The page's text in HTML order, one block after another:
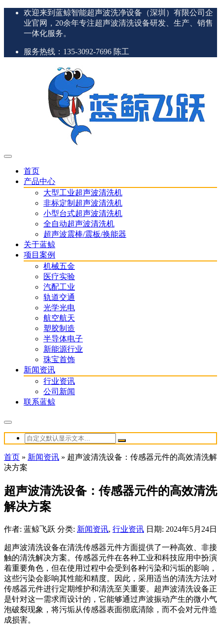
欢迎来到蓝鲸智能超声波洗净设备（深圳）有限公司企
业官网，20余年专注超声波清洗设备研发、生产、销售
一体化服务。
服务热线：135-3092-7696 陈工
首页
产品中心
大型工业超声波清洗机
非标定制超声波清洗机
小型台式超声波清洗机
全自动超声波清洗机
超声波震棒/震板/换能器
关于蓝鲸
项目案例
机械五金
医疗实验
汽配工业
轨道交通
光学光电
航空航天
塑胶制造
半导体电子
新能源行业
珠宝首饰
新闻资讯
行业资讯
公司新闻
联系蓝鲸
首页 » 新闻资讯 » 超声波清洗设备：传感器元件的高效清洗解
决方案
超声波清洗设备：传感器元件的高效清洗
解决方案
作者: 蓝鲸飞跃 分类: 新闻资讯, 行业资讯 日期: 2024年5月24日
超声波清洗设备在清洗传感器元件方面提供了一种高效、非接
触的清洗解决方案。传感器元件在各种工业和科技应用中扮演
着重要角色，但在使用过程中会受到各种污染和污垢的影响，
这些污染会影响其性能和精度。因此，采用适当的清洗方法对
传感器元件进行定期维护和清洗至关重要。超声波清洗设备正
是针对这一需求而设计的，它能够通过声波振动产生的微小气
泡破裂现象，将污垢从传感器表面彻底清除，而不会对元件造
成损害。